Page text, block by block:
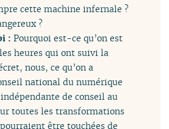
cette machine infernale ?
?
:Pourquoi est-ce qu’on est
heures qui ont suivi la
nous, ce qu’on a
national du numérique
de conseil au
toutes les transformations
être touchées de